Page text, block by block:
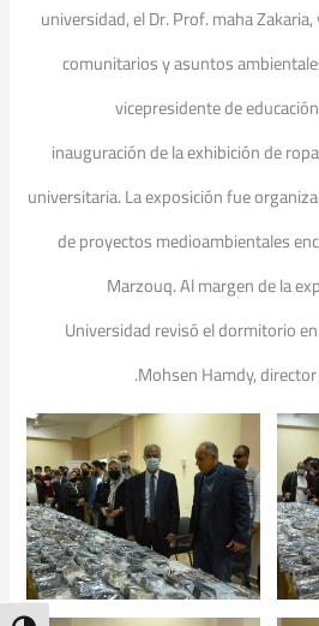
universidad, el Dr. Prof. maha
comunitarios y asuntos
vicepresidente de
inauguración de la exhibición de
universitaria. La exposición fue
de proyectos medioambientales
Marzouq. Al margen de la
Universidad revisó el dormitorio
Mohsen Hamdy,